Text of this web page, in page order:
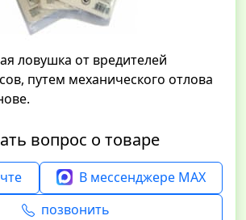
ловушка от вредителей
путем механического отлова
вопрос о товаре
В мессенджере MAX
позвонить